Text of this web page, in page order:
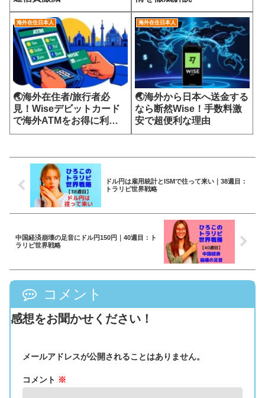
海外在住日本人
🌏海外在住者/旅行者必
見！Wiseデビットカード
で海外ATMをお得に利用
する方法
海外在住日本人
🌏海外から日本へ送金する
なら断然Wise！手数料激
安で超便利な理由
ドル円は雇用統計とISMで往って来い｜38週目：
トラリピ世界戦略
中国経済崩壊の足音にドル円150円｜40週目：ト
ラリピ世界戦略
コメント
感想をお聞かせください！
メールアドレスが公開されることはありません。
コメント ※